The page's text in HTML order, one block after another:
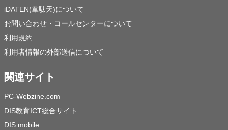
iDATEN(韋駄天)について
お問い合わせ・コールセンターについて
利用規約
利用者情報の外部送信について
関連サイト
PC-Webzine.com
DIS教育ICT総合サイト
DIS mobile